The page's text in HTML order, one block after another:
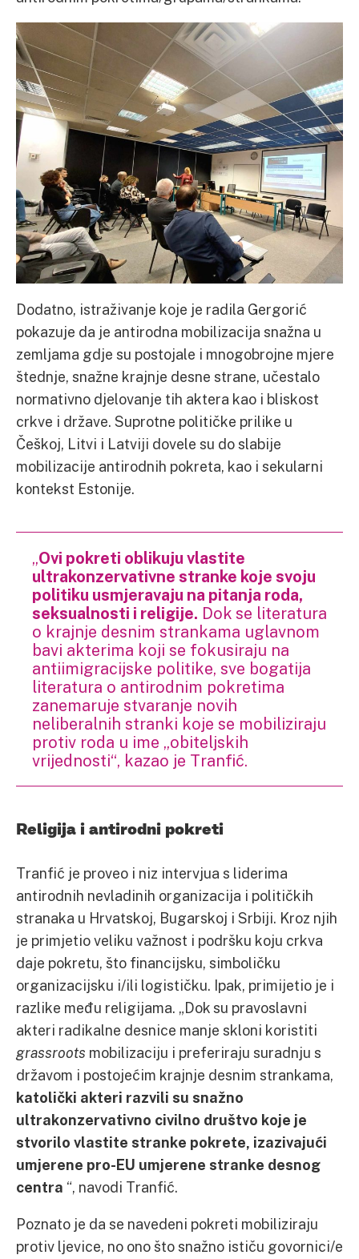
Dodatno, istraživanje koje je radila Gergorić
pokazuje da je antirodna mobilizacija snažna u
zemljama gdje su postojale i mnogobrojne mjere
štednje, snažne krajnje desne strane, učestalo
normativno djelovanje tih aktera kao i bliskost
crkve i države. Suprotne političke prilike u
Češkoj, Litvi i Latviji dovele su do slabije
mobilizacije antirodnih pokreta, kao i sekularni
kontekst Estonije.
„Ovi pokreti oblikuju vlastite
ultrakonzervativne stranke koje svoju
politiku usmjeravaju na pitanja roda,
seksualnosti i religije. Dok se literatura
o krajnje desnim strankama uglavnom
bavi akterima koji se fokusiraju na
antiimigracijske politike, sve bogatija
literatura o antirodnim pokretima
zanemaruje stvaranje novih
neliberalnih stranki koje se mobiliziraju
protiv roda u ime „obiteljskih
vrijednosti“, kazao je Tranfić.
Religija i antirodni pokreti
Tranfić je proveo i niz intervjua s liderima
antirodnih nevladinih organizacija i političkih
stranaka u Hrvatskoj, Bugarskoj i Srbiji. Kroz njih
je primjetio veliku važnost i podršku koju crkva
daje pokretu, što financijsku, simboličku
organizacijsku i/ili logističku. Ipak, primijetio je i
razlike među religijama. „Dok su pravoslavni
akteri radikalne desnice manje skloni koristiti
grassroots mobilizaciju i preferiraju suradnju s
državom i postojećim krajnje desnim strankama,
katolički akteri razvili su snažno
ultrakonzervativno civilno društvo koje je
stvorilo vlastite stranke pokrete, izazivajući
umjerene pro-EU umjerene stranke desnog
centra “, navodi Tranfić.
Poznato je da se navedeni pokreti mobiliziraju
protiv ljevice, no ono što snažno ističu govornici/e